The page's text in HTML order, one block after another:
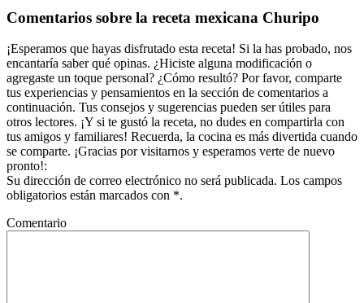
con
los
lectores
Comentarios sobre la receta mexicana Churipo
¡Esperamos que hayas disfrutado esta receta! Si la has probado, nos
encantaría saber qué opinas. ¿Hiciste alguna modificación o
agregaste un toque personal? ¿Cómo resultó? Por favor, comparte
tus experiencias y pensamientos en la sección de comentarios a
continuación. Tus consejos y sugerencias pueden ser útiles para
otros lectores. ¡Y si te gustó la receta, no dudes en compartirla con
tus amigos y familiares! Recuerda, la cocina es más divertida cuando
se comparte. ¡Gracias por visitarnos y esperamos verte de nuevo
pronto!:
Su dirección de correo electrónico no será publicada. Los campos
obligatorios están marcados con *.
Comentario